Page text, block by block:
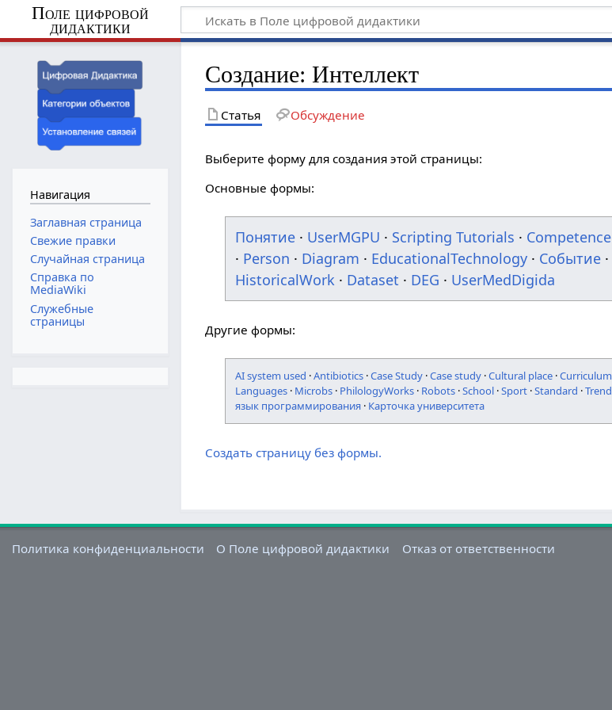
Поле цифровой
дидактики
Создание: Интеллект
Статья Обсуждение
Выберите форму для создания этой страницы:
Основные формы:
Понятие · UserMGPU · Scripting Tutorials · Competence
· Person · Diagram · EducationalTechnology · Событие ·
HistoricalWork · Dataset · DEG · UserMedDigida
Другие формы:
AI system used ·Antibiotics ·Case Study ·Case study ·Cultural place ·Curriculum
Languages · Microbs · PhilologyWorks · Robots ·School ·Sport ·Standard ·Trend
язык программирования · Карточка университета
Создать страницу без формы.
Навигация
Заглавная страница
Свежие правки
Случайная страница
Справка по
MediaWiki
Служебные
страницы
Политика конфиденциальности О Поле цифровой дидактики Отказ от ответственности